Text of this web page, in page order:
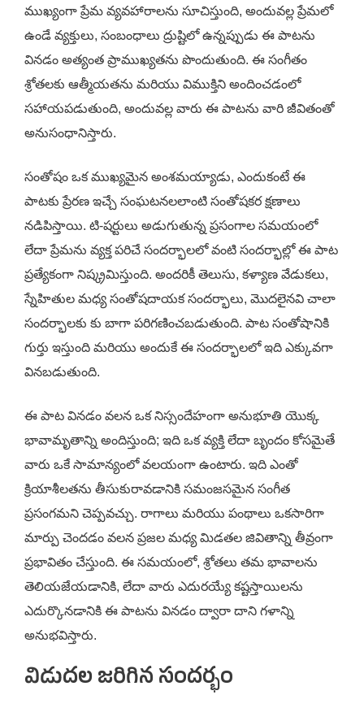
ముఖ్యంగా ప్రేమ వ్యవహారాలను సూచిస్తుంది, అందువల్ల ప్రేమలో
ఉండే వ్యక్తులు, సంబంధాలు ద్రుష్టిలో ఉన్నప్పుడు ఈ పాటను
వినడం అత్యంత ప్రాముఖ్యతను పొందుతుంది. ఈ సంగీతం
శ్రోతలకు ఆత్మీయతను మరియు విముక్తిని అందించడంలో
సహాయపడుతుంది, అందువల్ల వారు ఈ పాటను వారి జీవితంతో
అనుసంధానిస్తారు.
సంతోషం ఒక ముఖ్యమైన అంశమయ్యాడు, ఎందుకంటే ఈ
పాటకు ప్రేరణ ఇచ్చే సంఘటనలలాంటి సంతోషకర క్షణాలు
నడిపిస్తాయి. టి-షర్టులు అడుగుతున్న ప్రసంగాల సమయంలో
లేదా ప్రేమను వ్యక్త పరిచే సందర్భాలలో వంటి సందర్భాల్లో ఈ పాట
ప్రత్యేకంగా నిష్క్రమిస్తుంది. అందరికీ తెలుసు, కళ్యాణ వేడుకలు,
స్నేహితుల మధ్య సంతోషదాయక సందర్భాలు, మొదలైనవి చాలా
సందర్భాలకు కు బాగా పరిగణించబడుతుంది. పాట సంతోషానికి
గుర్తు ఇస్తుంది మరియు అందుకే ఈ సందర్భాలలో ఇది ఎక్కువగా
వినబడుతుంది.
ఈ పాట వినడం వలన ఒక నిస్సందేహంగా అనుభూతి యొక్క
భావామృతాన్ని అందిస్తుంది; ఇది ఒక వ్యక్తి లేదా బృందం కోసమైతే
వారు ఒకే సామాన్యంలో వలయంగా ఉంటారు. ఇది ఎంతో
క్రియాశీలతను తీసుకురావడానికి సమంజసమైన సంగీత
ప్రసంగమని చెప్పవచ్చు. రాగాలు మరియు పంథాలు ఒకసారిగా
మార్పు చెందడం వలన ప్రజల మధ్య మిడతల జివితాన్ని తీవ్రంగా
ప్రభావితం చేస్తుంది. ఈ సమయంలో, శ్రోతలు తమ భావాలను
తెలియజేయడానికి, లేదా వారు ఎదురయ్యే కష్టస్తాయిలను
ఎదుర్కొనడానికి ఈ పాటను వినడం ద్వారా దాని గళాన్ని
అనుభవిస్తారు.
విడుదల జరిగిన సందర్భం